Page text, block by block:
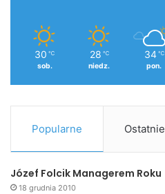
30 ℃
sob.
28 ℃
niedz.
34 ℃
pon.
Popularne Ostatnie
Józef Folcik Managerem Roku
18 grudnia 2010